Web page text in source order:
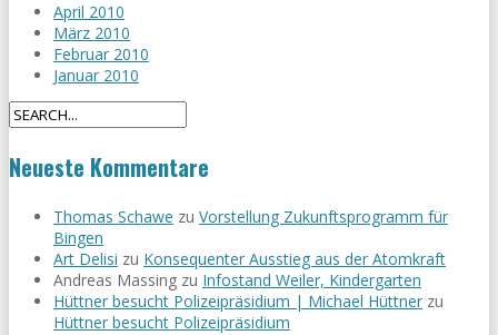
April 2010
März 2010
Februar 2010
Januar 2010
Neueste Kommentare
Thomas Schawe zu Vorstellung Zukunftsprogramm für
Bingen
Art Delisi zu Konsequenter Ausstieg aus der Atomkraft
Andreas Massing zu Infostand Weiler, Kindergarten
Hüttner besucht Polizeipräsidium | Michael Hüttner zu
Hüttner besucht Polizeipräsidium